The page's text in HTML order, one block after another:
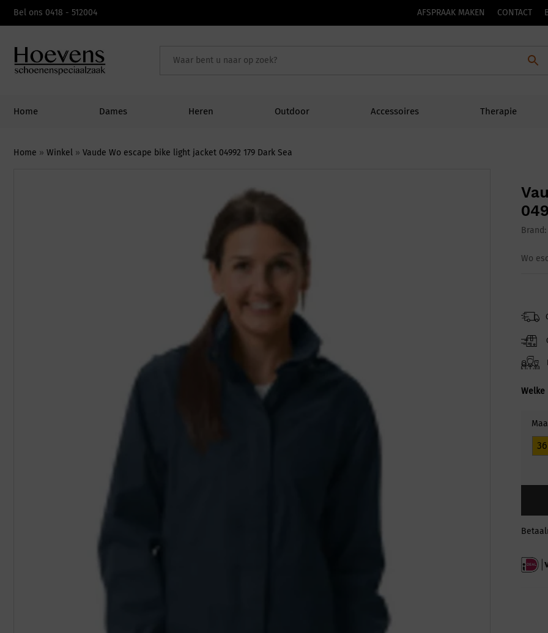
Bel ons 0418 - 512004 AFSPRAAK MAKEN CONTACT
Home Dames Heren Outdoor Accessoires Therapie
Home » Winkel » Vaude Wo escape bike light jacket 04992 179 Dark Sea
Brand:
Wo
36